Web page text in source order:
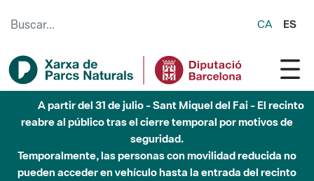
CA ES
A partir del 31 de julio - Sant Miquel del Fai - El recinto
reabre al público tras el cierre temporal por motivos de
seguridad.
Temporalmente, las personas con movilidad reducida no
pueden acceder en vehículo hasta la entrada del recinto